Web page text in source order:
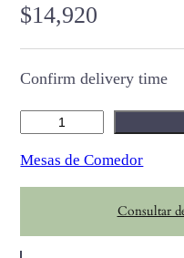
$14,920
Confirm delivery time
e
a
a
Mesas de Comedor
Consultar